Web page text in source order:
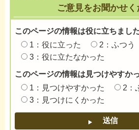
ご意見をお聞かせく
このページの情報は役に立ちまし
1：役に立った
2：ふつう
3：役に立たなかった
このページの情報は見つけやすか
1：見つけやすかった
2：
3：見つけにくかった